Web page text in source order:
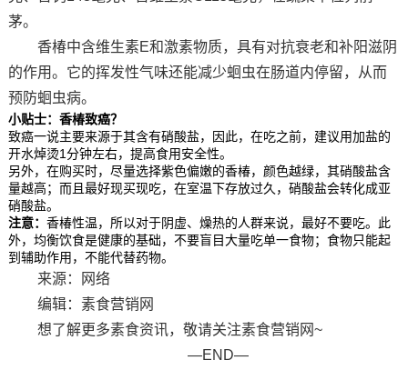
茅。
香椿中含维生素E和激素物质，具有对抗衰老和补阳滋阴
的作用。它的挥发性气味还能减少蛔虫在肠道内停留，从而
预防蛔虫病。
小贴士：香椿致癌？
致癌一说主要来源于其含有硝酸盐，因此，在吃之前，建议用加盐的
开水焯烫1分钟左右，提高食用安全性。
另外，在购买时，尽量选择紫色偏嫩的香椿，颜色越绿，其硝酸盐含
量越高；而且最好现买现吃，在室温下存放过久，硝酸盐会转化成亚
硝酸盐。
注意： 香椿性温，所以对于阴虚、燥热的人群来说，最好不要吃。此
外，均衡饮食是健康的基础，不要盲目大量吃单一食物；食物只能起
到辅助作用，不能代替药物。
来源：网络
编辑：素食营销网
想了解更多素食资讯，敬请关注素食营销网~
—END—